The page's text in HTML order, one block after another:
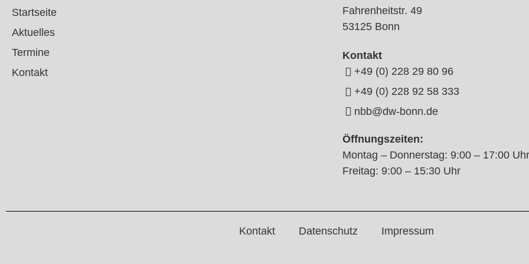
Startseite
Aktuelles
Termine
Kontakt
Fahrenheitstr. 49
53125 Bonn
Kontakt
+49 (0) 228 29 80 96
+49 (0) 228 92 58 333
nbb@dw-bonn.de
Öffnungszeiten:
Montag – Donnerstag: 9:00 – 17:00 Uhr
Freitag: 9:00 – 15:30 Uhr
Kontakt Datenschutz Impressum